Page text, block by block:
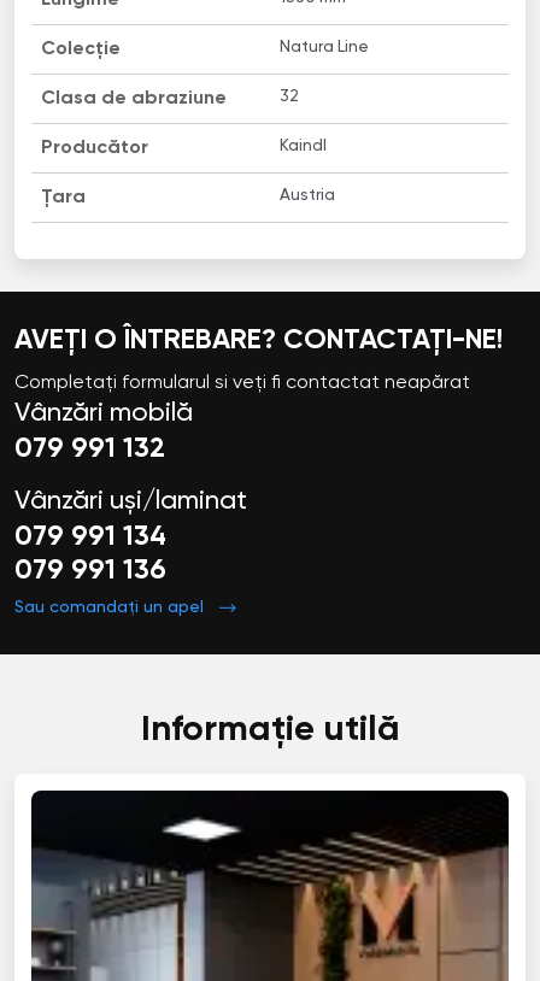
Colecție Natura Line
Clasa de abraziune 32
Producător Kaindl
Țara Austria
AVEȚI O ÎNTREBARE? CONTACTAȚI-NE!
Completați formularul si veți fi contactat neapărat
Vânzări mobilă
079 991 132
Vânzări uși/laminat
079 991 134
079 991 136
Sau comandați un apel
Informație utilă